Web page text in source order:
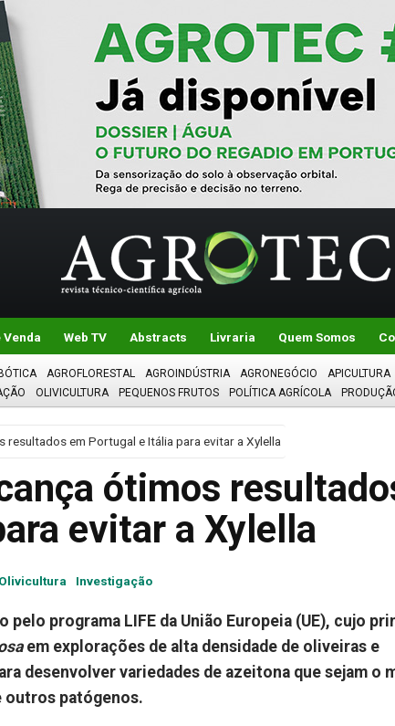
Venda Web TV Abstracts Livraria Quem Somos
AGROFLORESTAL AGROINDÚSTRIA AGRONEGÓCIO APICULTURA
OLIVICULTURA PEQUENOS FRUTOS POLÍTICA AGRÍCOLA
resultados em Portugal e Itália para evitar a Xylella
ótimos
evitar a Xylella
Olivicultura Investigação
programa LIFE da União Europeia (UE), cujo
em explorações de alta densidade de oliveiras e
desenvolver variedades de azeitona que sejam o
outros patógenos.